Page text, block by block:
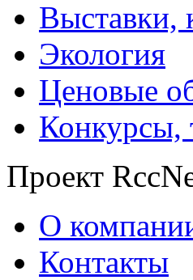
Выставки,
Экология
Ценовые
Конкурсы,
Проект
О
Контакты